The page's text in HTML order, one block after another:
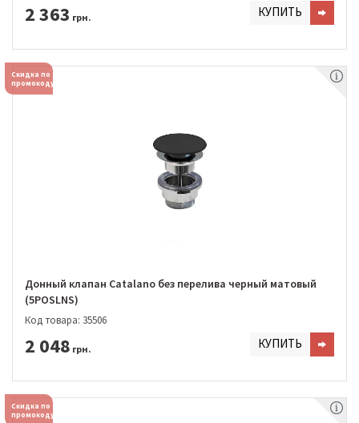
2 363 грн. КУПИТЬ
Скидка по
промокоду
Донный клапан Catalano без перелива черный матовый
(5POSLNS)
Код товара: 35506
2 048 грн. КУПИТЬ
Скидка по
промокоду